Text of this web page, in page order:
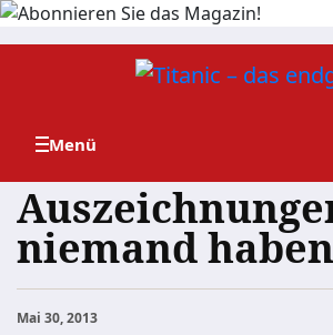
Zum
niemand
Mai 30, 2013